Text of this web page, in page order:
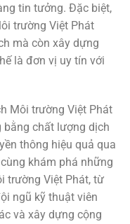
tin tưởng. Đặc biệt,
trường Việt Phát
mà còn xây dựng
là đơn vị uy tín với
Môi trường Việt Phát
chất lượng dịch
thông hiệu quả qua
khám phá những
trường Việt Phát, từ
ngũ kỹ thuật viên
và xây dựng cộng